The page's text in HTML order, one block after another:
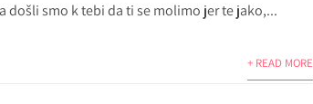
smo k tebi da ti se molimo jer te jako,...
+ READ MORE